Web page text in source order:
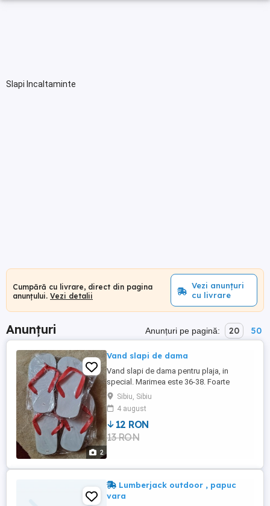
Slapi Incaltaminte
Cumpără cu livrare, direct din pagina
anunțului. Vezi detalii
Vezi anunțuri
cu livrare
Anunțuri Anunțuri pe pagină: 20 50
2
Vand slapi de dama
Vand slapi de dama pentru plaja, in
special. Marimea este 36-38. Foarte
comozi, talpa este moale, iar bareta de
plastic cauciuc. 2 perechi disponibile. NU
trimit in alte orase!
Sibiu, Sibiu
4 august
12 RON
13 RON
Lumberjack outdoor , papuc
vara